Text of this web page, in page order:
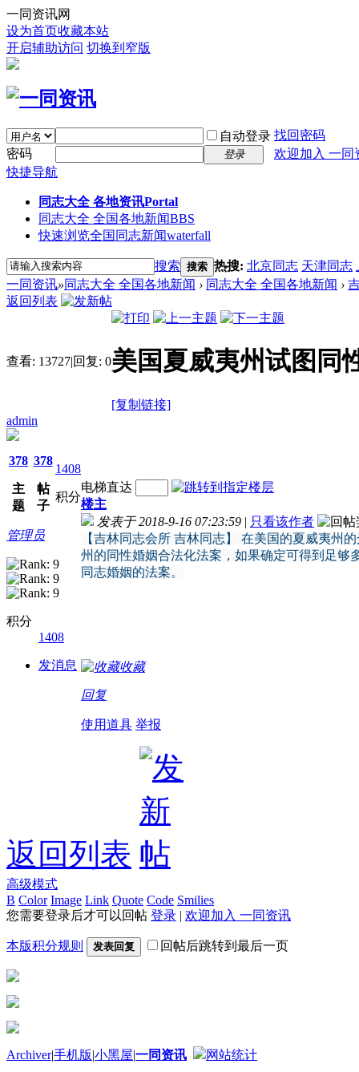
一同资讯网
设为首页收藏本站
开启辅助访问 切换到窄版
自动登录 找回密码
密码
登录
欢迎加入 一同
快捷导航
同志大全 各地资讯Portal
同志大全 全国各地新闻BBS
快速浏览全国同志新闻waterfall
搜索 搜索 热搜: 北京同志 天津同志
一同资讯»同志大全 全国各地新闻 › 同志大全 全国各地新闻 ›
返回列表
查看: 13727|回复: 0美国夏威夷州试图同
[复制链接]
admin
378
主
题
378
帖
子
1408
积分
管理员
积分
1408
发消息
电梯直达
楼主
发表于 2018-9-16 07:23:59 | 只看该作者
【吉林同志会所 吉林同志】 在美国的夏威夷州
州的同性婚姻合法化法案，如果确定可得到足够
同志婚姻的法案。
收藏
回复
使用道具 举报
返回列表
高级模式
B Color Image Link Quote Code Smilies
您需要登录后才可以回帖 登录 | 欢迎加入 一同资讯
本版积分规则 发表回复 回帖后跳转到最后一页
Archiver|手机版|小黑屋|一同资讯 网站统计